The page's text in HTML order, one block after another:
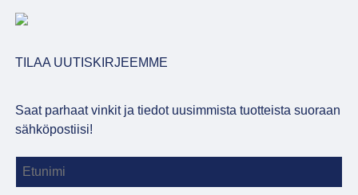
TILAA UUTISKIRJEEMME
Saat parhaat vinkit ja tiedot uusimmista tuotteista suoraan
sähköpostiisi!